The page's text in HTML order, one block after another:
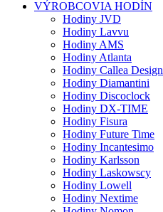
VÝROBCOVIA HODÍN
Hodiny JVD
Hodiny Lavvu
Hodiny AMS
Hodiny Atlanta
Hodiny Callea Design
Hodiny Diamantini
Hodiny Discoclock
Hodiny DX-TIME
Hodiny Fisura
Hodiny Future Time
Hodiny Incantesimo
Hodiny Karlsson
Hodiny Laskowscy
Hodiny Lowell
Hodiny Nextime